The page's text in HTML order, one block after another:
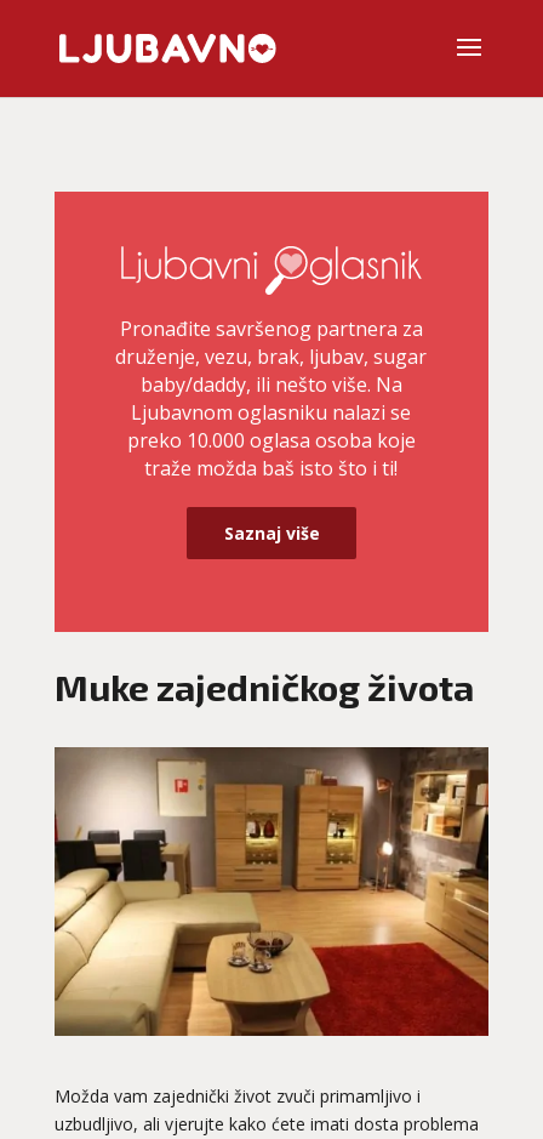
Pronađite savršenog partnera za
druženje, vezu, brak, ljubav, sugar
baby/daddy, ili nešto više. Na
Ljubavnom oglasniku nalazi se
preko 10.000 oglasa osoba koje
traže možda baš isto što i ti!
Saznaj više
Muke zajedničkog života
Možda vam zajednički život zvuči primamljivo i
uzbudljivo, ali vjerujte kako ćete imati dosta problema